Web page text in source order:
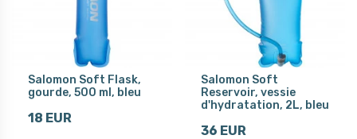
Salomon Soft Flask,
gourde, 500 ml, bleu
18 EUR
Salomon Soft
Reservoir, vessie
d'hydratation, 2L, bleu
36 EUR